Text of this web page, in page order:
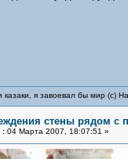
я завоевал бы мир (с)
стены рядом с
: 04 Марта 2007, 18:07:51 »